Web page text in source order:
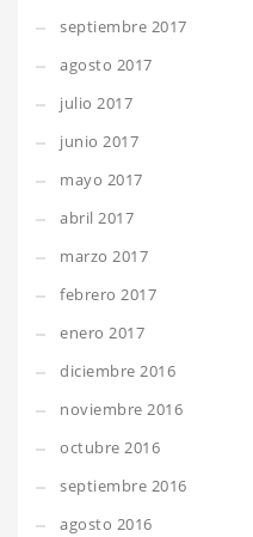
septiembre 2017
agosto 2017
julio 2017
junio 2017
mayo 2017
abril 2017
marzo 2017
febrero 2017
enero 2017
diciembre 2016
noviembre 2016
octubre 2016
septiembre 2016
agosto 2016